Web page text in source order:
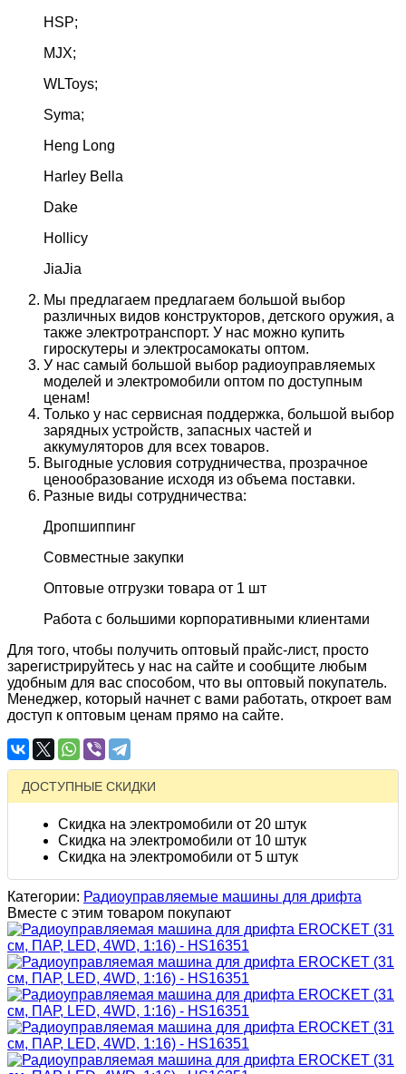
HSP;
MJX;
WLToys;
Syma;
Heng Long
Harley Bella
Dake
Hollicy
JiaJia
Мы предлагаем предлагаем большой выбор
различных видов конструкторов, детского оружия, а
также электротранспорт. У нас можно купить
гироскутеры и электросамокаты оптом.
У нас самый большой выбор радиоуправляемых
моделей и электромобили оптом по доступным
ценам!
Только у нас сервисная поддержка, большой выбор
зарядных устройств, запасных частей и
аккумуляторов для всех товаров.
Выгодные условия сотрудничества, прозрачное
ценообразование исходя из объема поставки.
Разные виды сотрудничества:
Дропшиппинг
Совместные закупки
Оптовые отгрузки товара от 1 шт
Работа с большими корпоративными клиентами
Для того, чтобы получить оптовый прайс-лист, просто
зарегистрируйтесь у нас на сайте и сообщите любым
удобным для вас способом, что вы оптовый покупатель.
Менеджер, который начнет с вами работать, откроет вам
доступ к оптовым ценам прямо на сайте.
ДОСТУПНЫЕ СКИДКИ
Скидка на электромобили от 20 штук
Скидка на электромобили от 10 штук
Скидка на электромобили от 5 штук
Категории: Радиоуправляемые машины для дрифта
Вместе с этим товаром покупают